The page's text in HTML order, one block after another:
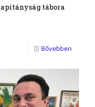
tábora
Bővebben